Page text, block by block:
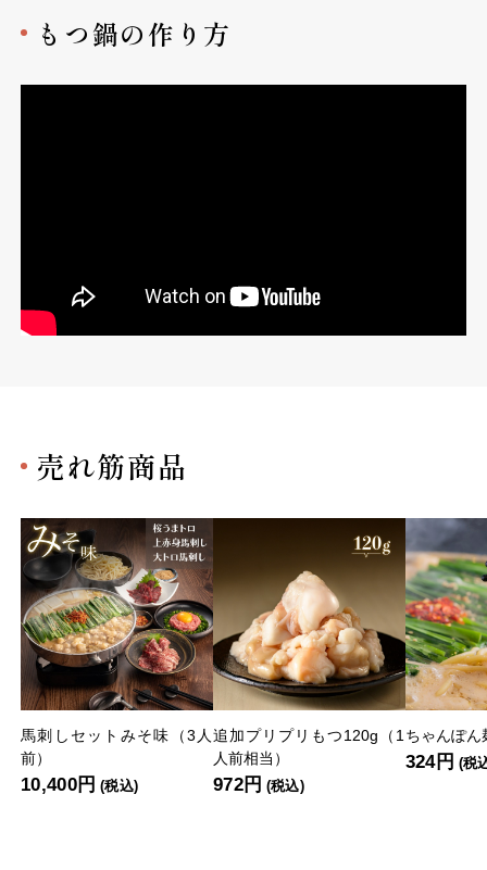
もつ鍋の作り方
売れ筋商品
馬刺しセットみそ味（3人
前）
10,400円 (税込)
追加プリプリもつ120g（1
人前相当）
972円 (税込)
ちゃんぽ
324円 (税